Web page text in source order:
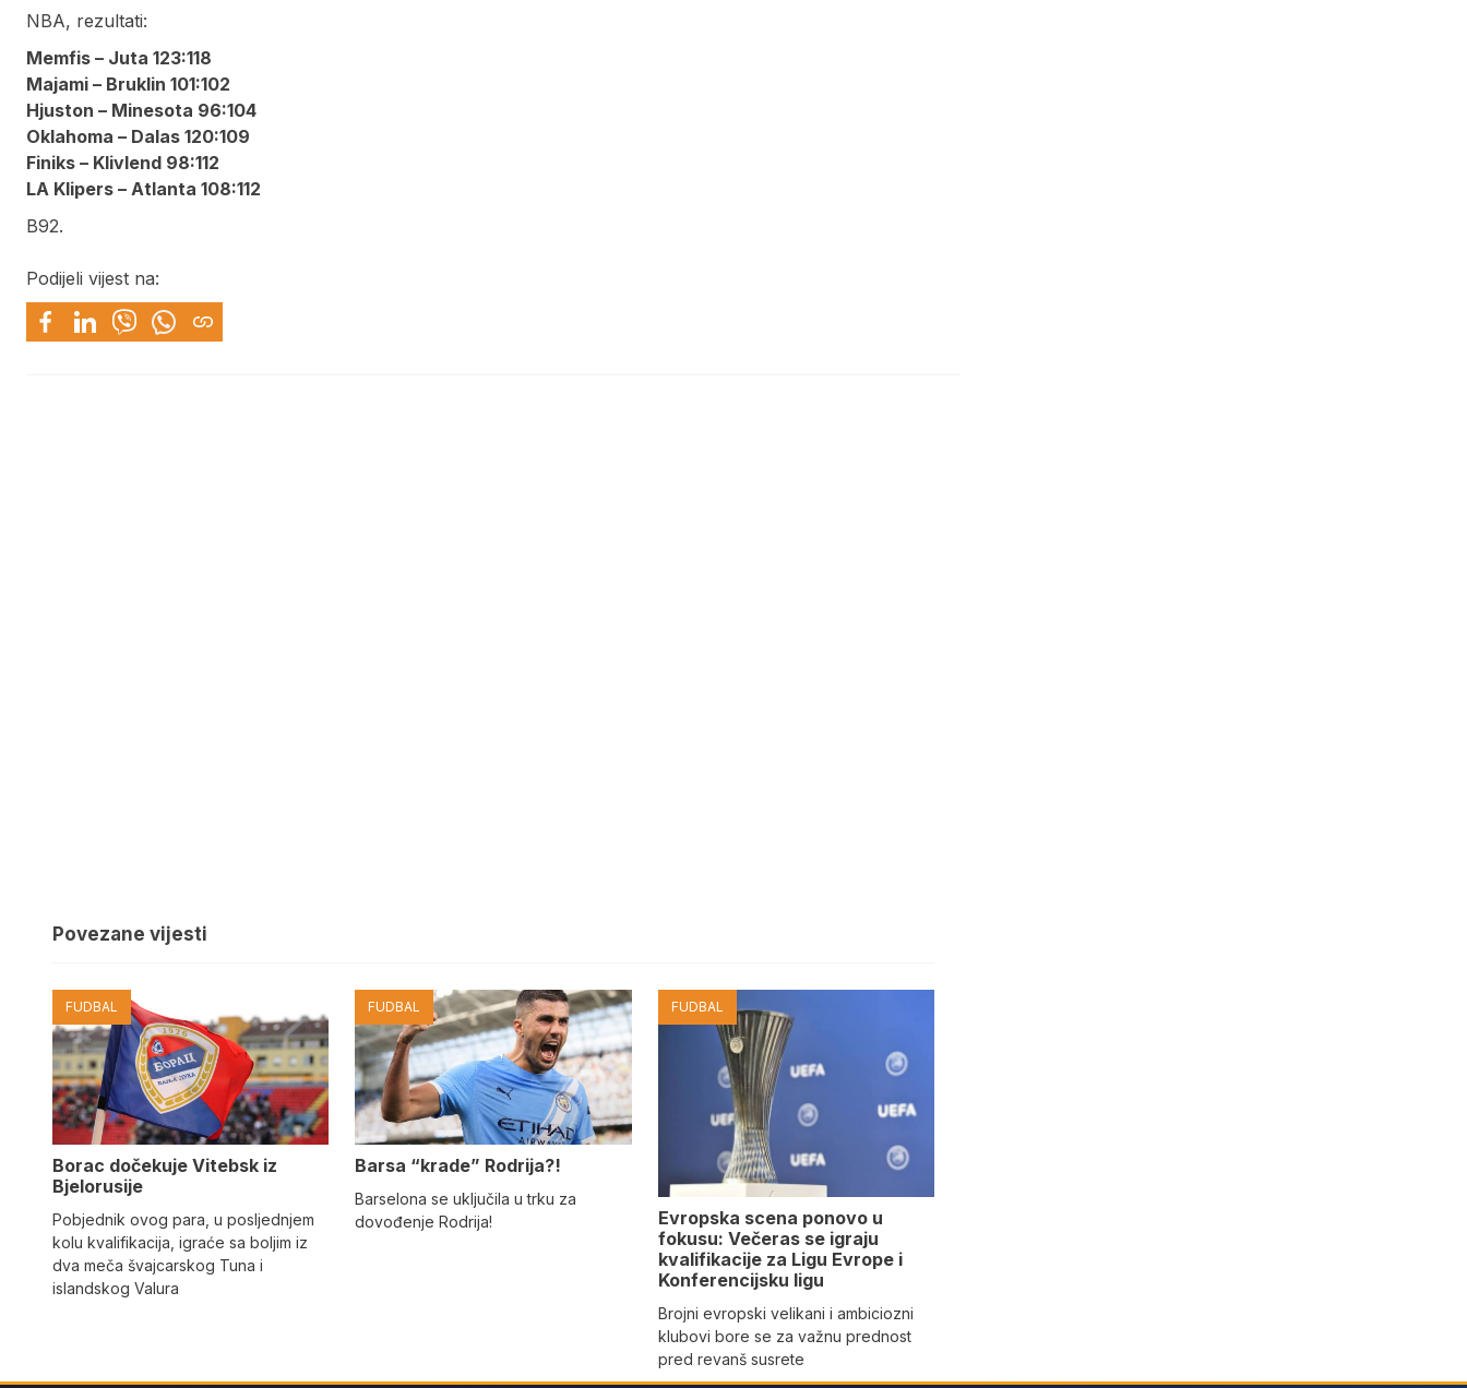
NBA, rezultati:
Memfis – Juta 123:118
Majami – Bruklin 101:102
Hjuston – Minesota 96:104
Oklahoma – Dalas 120:109
Finiks – Klivlend 98:112
LA Klipers – Atlanta 108:112
B92.
Podijeli vijest na:
Povezane vijesti
FUDBAL
Borac dočekuje Vitebsk iz
Bjelorusije
Pobjednik ovog para, u posljednjem
kolu kvalifikacija, igraće sa boljim iz
dva meča švajcarskog Tuna i
islandskog Valura
FUDBAL
Barsa “krade” Rodrija?!
Barselona se uključila u trku za
dovođenje Rodrija!
FUDBAL
Evropska scena ponovo u
fokusu: Večeras se igraju
kvalifikacije za Ligu Evrope i
Konferencijsku ligu
Brojni evropski velikani i ambiciozni
klubovi bore se za važnu prednost
pred revanš susrete